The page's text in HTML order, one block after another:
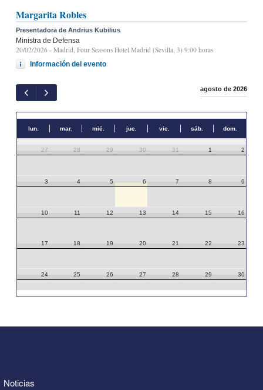
Margarita Robles
Presentadora de Andrius Kubilius
Ministra de Defensa
20/02/2026 - Madrid, Four Seasons Hotel Madrid (Sevilla, 3) 9:00 horas
Información del evento
agosto de 2026
lun. mar. mié. jue. vie. sáb. dom.
27 28 29 30 31 1 2
3 4 5 6 7 8 9
10 11 12 13 14 15 16
17 18 19 20 21 22 23
24 25 26 27 28 29 30
Noticias